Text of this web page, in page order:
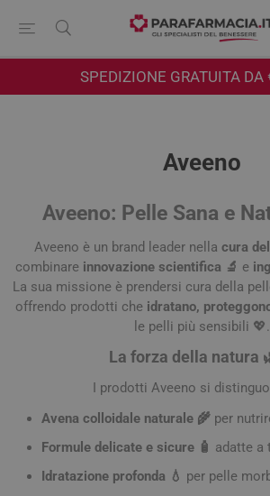
SPEDIZIONE GRATUITA
Aveeno
Aveeno: Pelle Sana e
Aveeno è un brand leader nella cura
combinare innovazione scientifica 🔬 e
La sua missione è prendersi cura della
offrendo prodotti che idratano,
le pelli più sensibili 💖.
La forza della natura
I prodotti Aveeno si
Avena colloidale naturale 🌾 per
Formule delicate e sicure 🧴 adatte a
Idratazione profonda 💧 per pelle